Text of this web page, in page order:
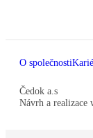
O společnosti
Čedok a.s
Návrh a realizace